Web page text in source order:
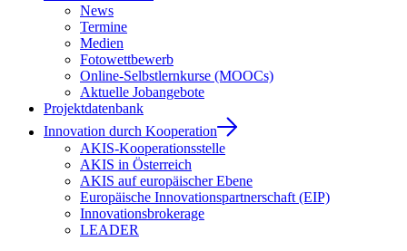
News
Termine
Medien
Fotowettbewerb
Online-Selbstlernkurse (MOOCs)
Aktuelle Jobangebote
Projektdatenbank
Innovation durch Kooperation
AKIS-Kooperationsstelle
AKIS in Österreich
AKIS auf europäischer Ebene
Europäische Innovationspartnerschaft (EIP)
Innovationsbrokerage
LEADER